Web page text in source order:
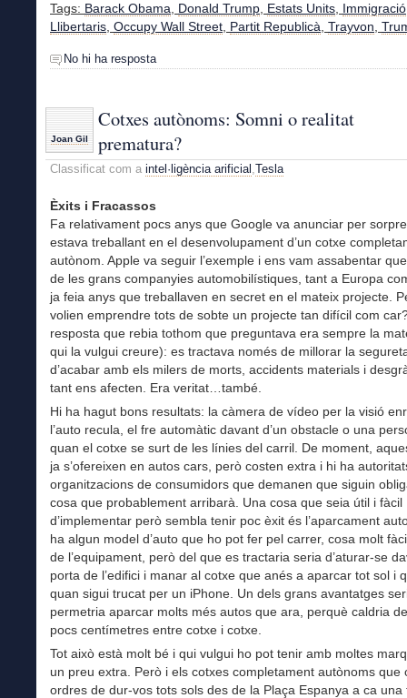
Tags: Barack Obama, Donald Trump, Estats Units, Immigració
Llibertaris, Occupy Wall Street, Partit Republicà, Trayvon,
No hi ha resposta
Joan Gil
Cotxes autònoms: Somni o realitat
prematura?
Classificat com a intel·ligència arificial Tesla
Èxits i Fracassos
Fa relativament pocs anys que Google va anunciar per
estava treballant en el desenvolupament d’un cotxe
autònom. Apple va seguir l’exemple i ens vam assabentar
de les grans companyies automobilístiques, tant a Europa
ja feia anys que treballaven en secret en el mateix projecte.
volien emprendre tots de sobte un projecte tan difícil com
resposta que rebia tothom que preguntava era sempre la
qui la vulgui creure): es tractava només de millorar la
d’acabar amb els milers de morts, accidents materials i
tant ens afecten. Era veritat…també.
Hi ha hagut bons resultats: la càmera de vídeo per la visió
l’auto recula, el fre automàtic davant d’un obstacle o una
quan el cotxe se surt de les línies del carril. De moment,
ja s’ofereixen en autos cars, però costen extra i hi ha
organitzacions de consumidors que demanen que siguin
cosa que probablement arribarà. Una cosa que seia útil i fàcil
d’implementar però sembla tenir poc èxit és l’aparcament
ha algun model d’auto que ho pot fer pel carrer, cosa molt
de l’equipament, però del que es tractaria seria d’aturar-se
porta de l’edifici i manar al cotxe que anés a aparcar tot sol i
quan sigui trucat per un iPhone. Un dels grans avantatges
permetria aparcar molts més autos que ara, perquè caldria
pocs centímetres entre cotxe i cotxe.
Tot això està molt bé i qui vulgui ho pot tenir amb moltes
un preu extra. Però i els cotxes completament autònoms que
ordres de dur-vos tots sols des de la Plaça Espanya a ca una